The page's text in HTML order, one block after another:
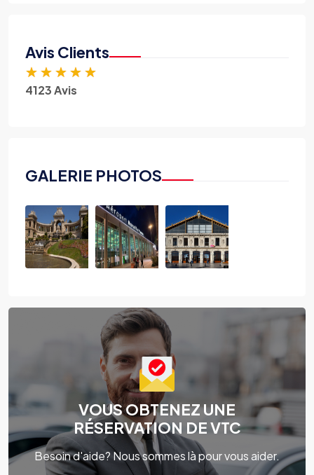
Avis Clients
★ ★ ★ ★ ★
4123 Avis
GALERIE PHOTOS
VOUS OBTENEZ UNE
RÉSERVATION DE VTC
Besoin d'aide? Nous sommes là pour vous aider.